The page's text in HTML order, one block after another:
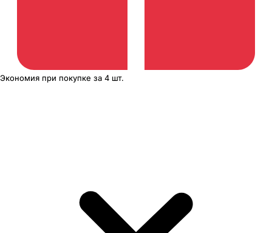
Экономия при покупке за 4 шт.